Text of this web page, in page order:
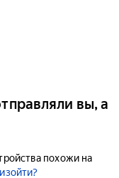
вы, а
похожи на